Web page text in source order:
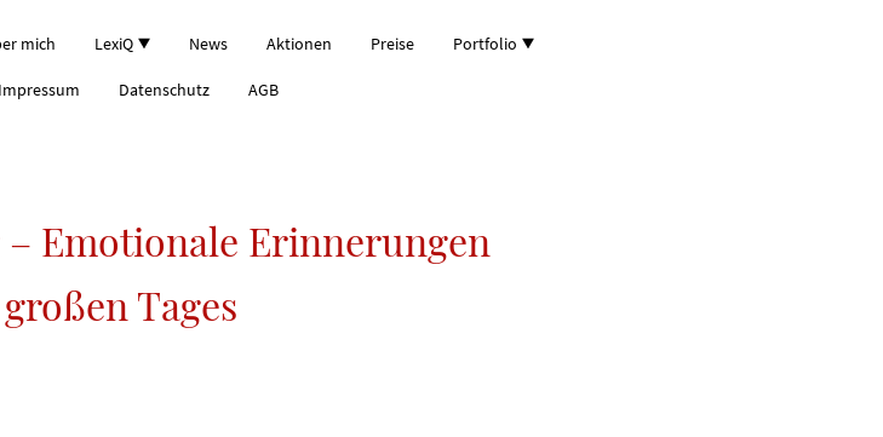
mich LexiQ News Aktionen Preise Portfolio
Impressum Datenschutz AGB
Emotionale Erinnerungen
Tages